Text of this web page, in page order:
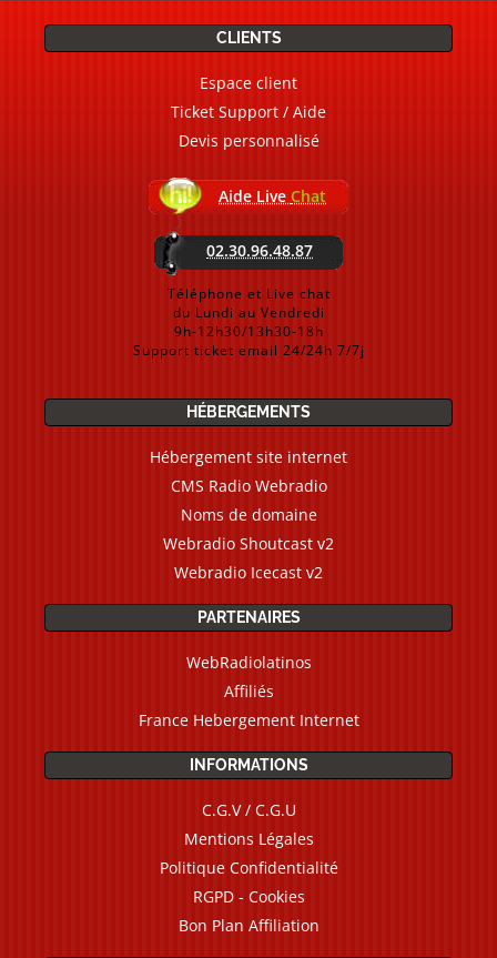
CLIENTS
Espace client
Ticket Support / Aide
Devis personnalisé
Aide Live Chat
02.30.96.48.87
Téléphone et Live chat
du Lundi au Vendredi
9h-12h30/13h30-18h
Support ticket email 24/24h 7/7j
HÉBERGEMENTS
Hébergement site internet
CMS Radio Webradio
Noms de domaine
Webradio Shoutcast v2
Webradio Icecast v2
PARTENAIRES
WebRadiolatinos
Affiliés
France Hebergement Internet
INFORMATIONS
C.G.V / C.G.U
Mentions Légales
Politique Confidentialité
RGPD - Cookies
Bon Plan Affiliation